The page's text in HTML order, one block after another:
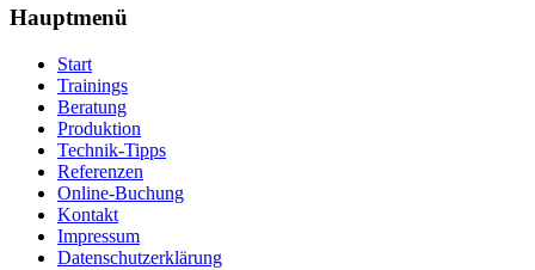
Hauptmenü
Start
Trainings
Beratung
Produktion
Technik-Tipps
Referenzen
Online-Buchung
Kontakt
Impressum
Datenschutzerklärung